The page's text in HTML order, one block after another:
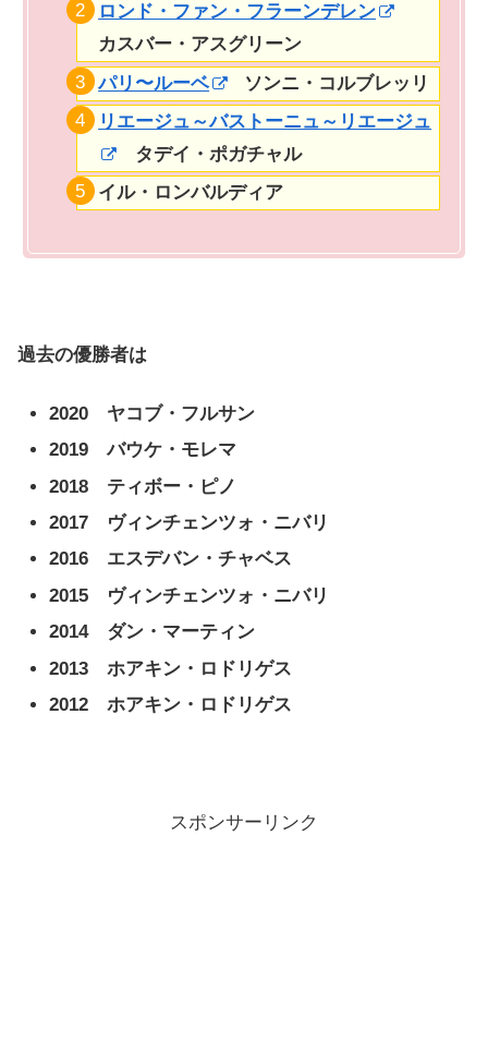
ロンド・ファン・フラーンデレン
カスバー・アスグリーン
パリ〜ルーベ
ソンニ・コルブレッリ
リエージュ～バストーニュ～リエージュ
タデイ・ポガチャル
イル・ロンバルディア
過去の優勝者は
2020 ヤコブ・フルサン
2019 バウケ・モレマ
2018 ティボー・ピノ
2017 ヴィンチェンツォ・ニバリ
2016 エスデバン・チャベス
2015 ヴィンチェンツォ・ニバリ
2014 ダン・マーティン
2013 ホアキン・ロドリゲス
2012 ホアキン・ロドリゲス
スポンサーリンク